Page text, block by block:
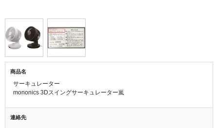
商品名
サーキュレーター
mononics 3Dスイングサーキュレーター嵐
連絡先